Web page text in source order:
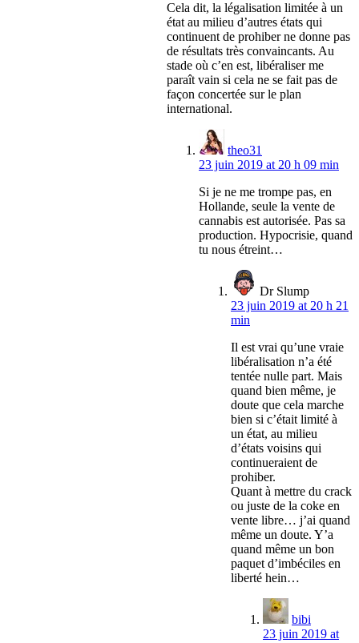
Cela dit, la légalisation limitée à un
état au milieu d’autres états qui
continuent de prohiber ne donne pas
de résultats très convaincants. Au
stade où c’en est, libéraliser me
paraît vain si cela ne se fait pas de
façon concertée sur le plan
international.
theo31
23 juin 2019 at 20 h 09 min
Si je ne me trompe pas, en
Hollande, seule la vente de
cannabis est autorisée. Pas sa
production. Hypocrisie, quand
tu nous étreint…
Dr Slump
23 juin 2019 at 20 h 21
min
Il est vrai qu’une vraie
libéralisation n’a été
tentée nulle part. Mais
quand bien même, je
doute que cela marche
bien si c’était limité à
un état, au milieu
d’états voisins qui
continueraient de
prohiber.
Quant à mettre du crack
ou juste de la coke en
vente libre… j’ai quand
même un doute. Y’a
quand même un bon
paquet d’imbéciles en
liberté hein…
bibi
23 juin 2019 at